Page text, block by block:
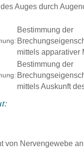
Auges durch
Bestimmung der
mittels apparativer
Bestimmung der
mittels Auskunft
von Nervengewebe